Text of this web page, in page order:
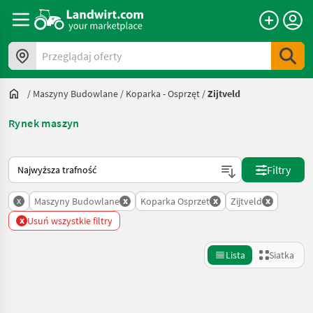
Przeglądaj oferty
/ Maszyny Budowlane / Koparka - Osprzęt /Zijtveld
Rynek maszyn
Tak sortuje się na Landwirt.com
Filtry
x Maszyny Budowlane x Koparka Osprzet x Zijtveld x
x Usuń wszystkie filtry
Lista Siatka